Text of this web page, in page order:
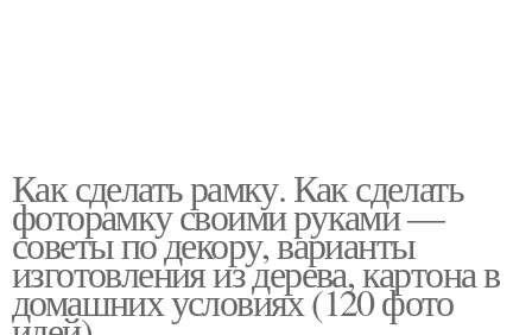
Как сделать рамку. Как сделать
фоторамку своими руками —
советы по декору, варианты
изготовления из дерева, картона в
домашних условиях (120 фото